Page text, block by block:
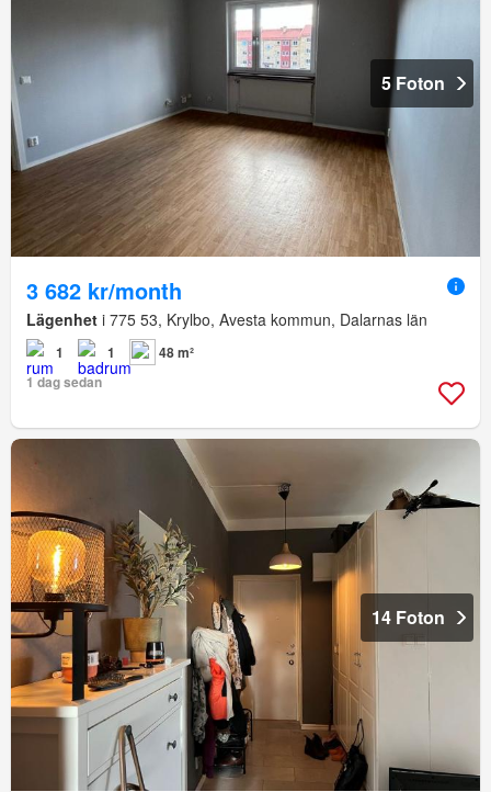
5 Foton
3 682 kr/month
Lägenhet i 775 53, Krylbo, Avesta kommun, Dalarnas län
1 1
48 m²
1 dag sedan
14 Foton